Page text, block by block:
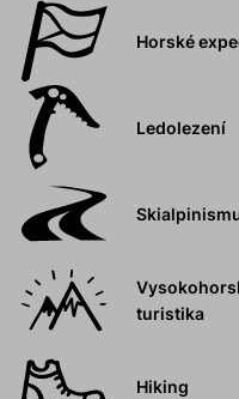
Horské
Ledolezení
turistika
Hiking